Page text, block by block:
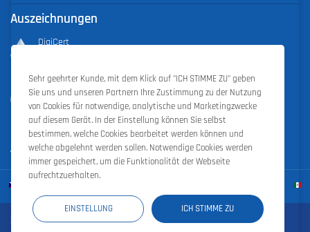
Auszeichnungen
DigiCert
Outstanding Sales Performance Award 2018, 2019, 2020, 2021,
2022
Zoner Cloud|Zoner Photo Studio| ZONER a.s.
Sehr geehrter Kunde, mit dem Klick auf "ICH STIMME ZU" geben
Sie uns und unseren Partnern Ihre Zustimmung zu der Nutzung
von Cookies für notwendige, analytische und Marketingzwecke
auf diesem Gerät. In der Einstellung können Sie selbst
bestimmen, welche Cookies bearbeitet werden können und
welche abgelehnt werden sollen. Notwendige Cookies werden
immer gespeichert, um die Funktionalität der Webseite
aufrechtzuerhalten.
EINSTELLUNG ICH STIMME ZU